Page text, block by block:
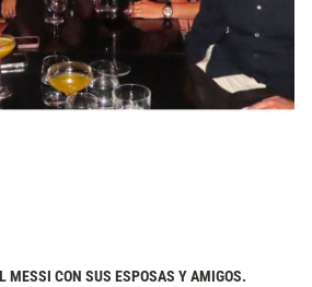
MESSI CON SUS ESPOSAS Y AMIGOS.